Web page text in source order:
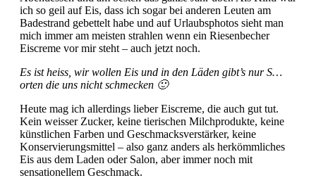
ich so geil auf Eis, dass ich sogar bei anderen Leuten am
Badestrand gebettelt habe und auf Urlaubsphotos sieht man
mich immer am meisten strahlen wenn ein Riesenbecher
Eiscreme vor mir steht – auch jetzt noch.
Es ist heiss, wir wollen Eis und in den Läden gibt’s nur S…
orten die uns nicht schmecken 🙂
Heute mag ich allerdings lieber Eiscreme, die auch gut tut.
Kein weisser Zucker, keine tierischen Milchprodukte, keine
künstlichen Farben und Geschmacksverstärker, keine
Konservierungsmittel – also ganz anders als herkömmliches
Eis aus dem Laden oder Salon, aber immer noch mit
sensationellem Geschmack.